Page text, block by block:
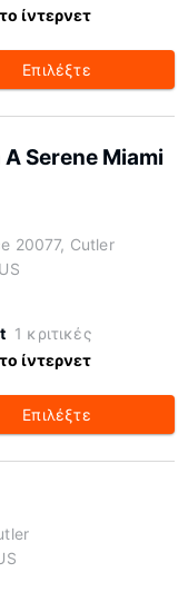
ίντερνετ
Επιλέξτε
Serene Miami
20077, Cutler
1 κριτικές
ίντερνετ
Επιλέξτε